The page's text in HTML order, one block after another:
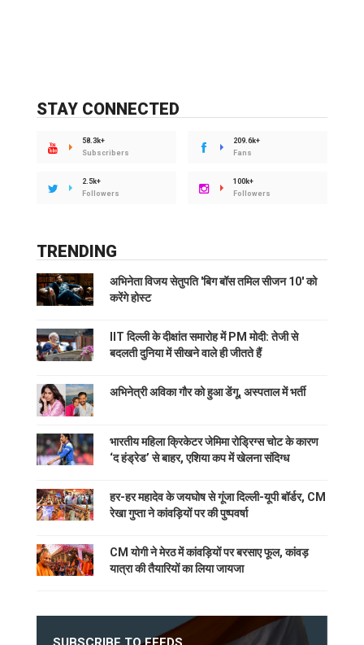
STAY CONNECTED
58.3k+
Subscribers
209.6k+
Fans
2.5k+
Followers
100k+
Followers
TRENDING
अभिनेता विजय सेतुपति 'बिग बॉस तमिल सीजन 10' को
करेंगे होस्ट
IIT दिल्ली के दीक्षांत समारोह में PM मोदी: तेजी से
बदलती दुनिया में सीखने वाले ही जीतते हैं
अभिनेत्री अविका गौर को हुआ डेंगू, अस्पताल में भर्ती
भारतीय महिला क्रिकेटर जेमिमा रोड्रिग्स चोट के कारण
‘द हंड्रेड’ से बाहर, एशिया कप में खेलना संदिग्ध
हर-हर महादेव के जयघोष से गूंजा दिल्ली-यूपी बॉर्डर, CM
रेखा गुप्ता ने कांवड़ियों पर की पुष्पवर्षा
CM योगी ने मेरठ में कांवड़ियों पर बरसाए फूल, कांवड़
यात्रा की तैयारियों का लिया जायजा